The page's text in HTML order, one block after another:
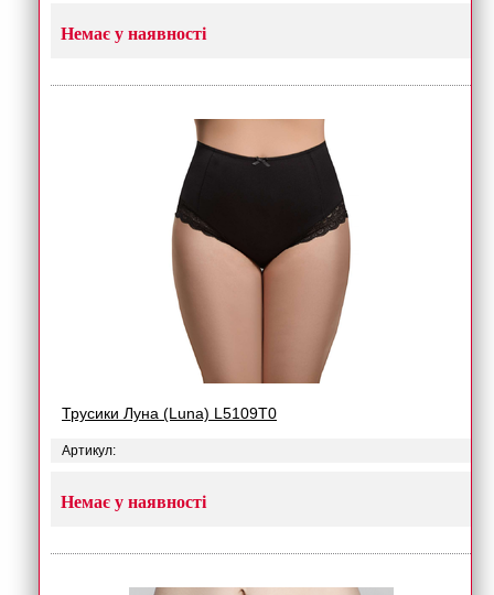
Немає у наявності
Трусики Луна (Luna) L5109T0
Артикул:
Немає у наявності